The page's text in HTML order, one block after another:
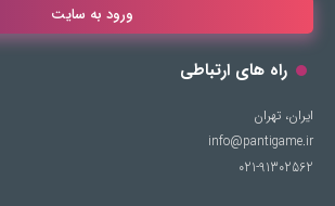
ورود به سایت
راه های ارتباطی
ایران، تهران
info@pantigame.ir
021-91302562